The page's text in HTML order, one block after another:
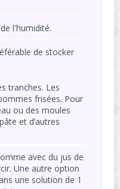
l'humidité.
de stocker
tranches. Les
frisées. Pour
ou des moules
et d’autres
avec du jus de
Une autre option
une solution de 1